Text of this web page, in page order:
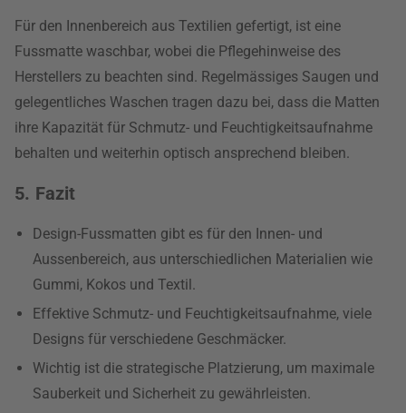
Für den Innenbereich aus Textilien gefertigt, ist eine
Fussmatte waschbar, wobei die Pflegehinweise des
Herstellers zu beachten sind. Regelmässiges Saugen und
gelegentliches Waschen tragen dazu bei, dass die Matten
ihre Kapazität für Schmutz- und Feuchtigkeitsaufnahme
behalten und weiterhin optisch ansprechend bleiben.
5. Fazit
Design-Fussmatten gibt es für den Innen- und
Aussenbereich, aus unterschiedlichen Materialien wie
Gummi, Kokos und Textil.
Effektive Schmutz- und Feuchtigkeitsaufnahme, viele
Designs für verschiedene Geschmäcker.
Wichtig ist die strategische Platzierung, um maximale
Sauberkeit und Sicherheit zu gewährleisten.